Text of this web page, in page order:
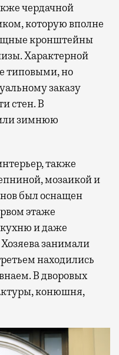
чердачной
которую вполне
кронштейны
Характерной
типовыми, но
заказу
стен. В
зимнюю
также
мозаикой и
был оснащен
этаже
и даже
занимали
находились
В дворовых
конюшня,